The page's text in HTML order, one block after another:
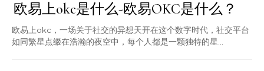
欧易上okc是什么-欧易OKC是什么？
欧易上okc，一场关于社交的异想天开在这个数字时代，社交平台
如同繁星点缀在浩瀚的夜空中，每个人都是一颗独特的星...